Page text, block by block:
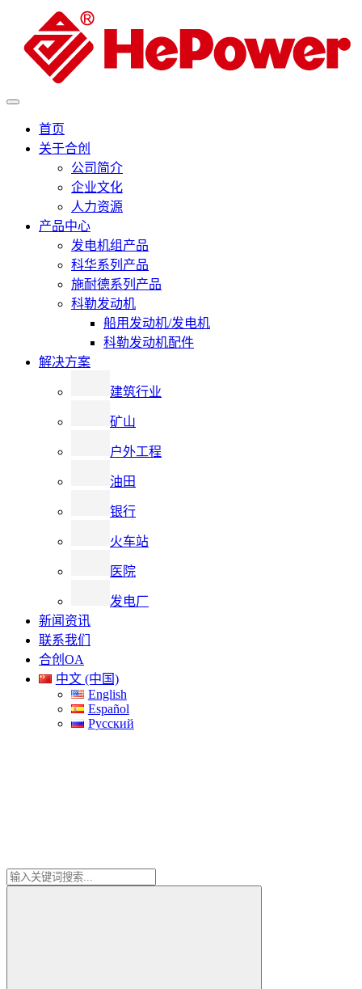
首页
关于合创
公司简介
企业文化
人力资源
产品中心
发电机组产品
科华系列产品
施耐德系列产品
科勒发动机
船用发动机/发电机
科勒发动机配件
解决方案
建筑行业
矿山
户外工程
油田
银行
火车站
医院
发电厂
新闻资讯
联系我们
合创OA
中文 (中国)
English
Español
Русский